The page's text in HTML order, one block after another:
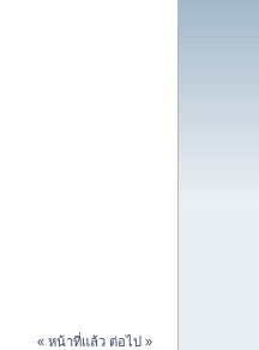
« หน้าที่แล้ว ต่อไป »